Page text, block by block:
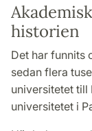
historien
Det har funnits
sedan flera
universitetet till
universitetet i